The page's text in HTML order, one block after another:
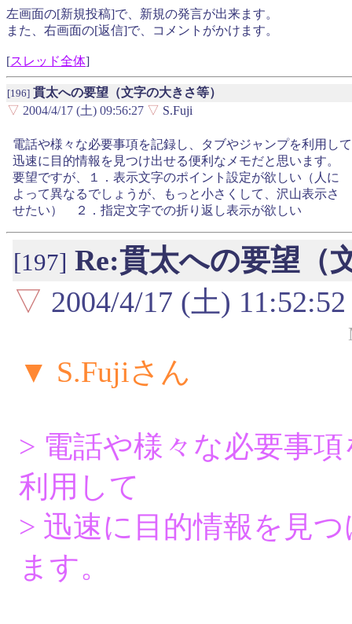
左画面の[新規投稿]で、新規の発言が出来ます。
また、右画面の[返信]で、コメントがかけます。
[スレッド全体]
[196] 貫太への要望（文字の大きさ等）
▽ 2004/4/17 (土) 09:56:27 ▽ S.Fuji
電話や様々な必要事項を記録し、タブやジャンプを利用して
迅速に目的情報を見つけ出せる便利なメモだと思います。
要望ですが、１．表示文字のポイント設定が欲しい（人に
よって異なるでしょうが、もっと小さくして、沢山表示さ
せたい） ２．指定文字での折り返し表示が欲しい
[197] Re:貫太への要望（
▽ 2004/4/17 (土) 11:52:52
▼ S.Fujiさん
> 電話や様々な必要事
利用して
> 迅速に目的情報を見
ます。